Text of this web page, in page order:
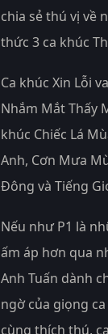
chia sẻ thú vị về
thức 3 ca khúc
Ca khúc Xin Lỗi
Nhắm Mắt Thấy
khúc Chiếc Lá
Anh, Cơn Mưa
Đông và Tiếng
Nếu như P1 là
ấm áp hơn qua
Anh Tuấn dành
ngờ của giọng
cùng thích thú,